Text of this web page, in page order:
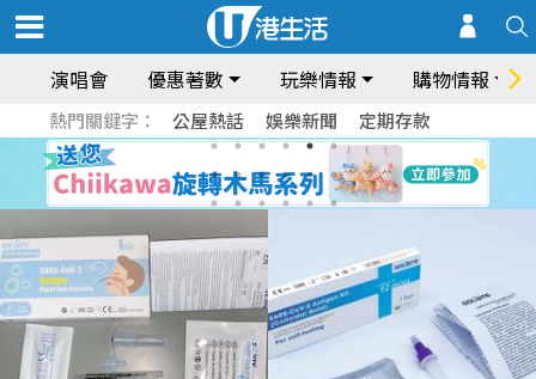
演唱會 優惠著數 玩樂情報 購物情報
熱門關鍵字： 公屋熱話 娛樂新聞 定期存款